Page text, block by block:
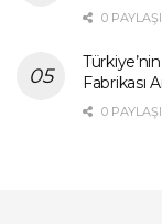
0
Fabrikası
0